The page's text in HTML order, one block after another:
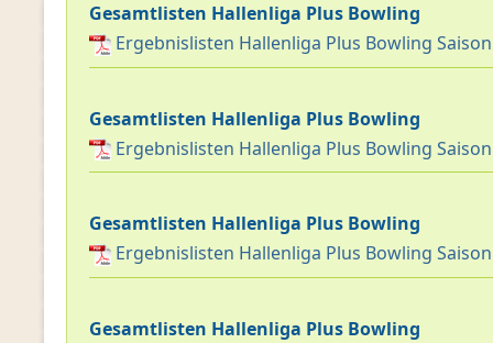
Gesamtlisten Hallenliga Plus Bowling
Ergebnislisten Hallenliga Plus Bowling
Gesamtlisten Hallenliga Plus Bowling
Ergebnislisten Hallenliga Plus Bowling
Gesamtlisten Hallenliga Plus Bowling
Ergebnislisten Hallenliga Plus Bowling
Gesamtlisten Hallenliga Plus Bowling